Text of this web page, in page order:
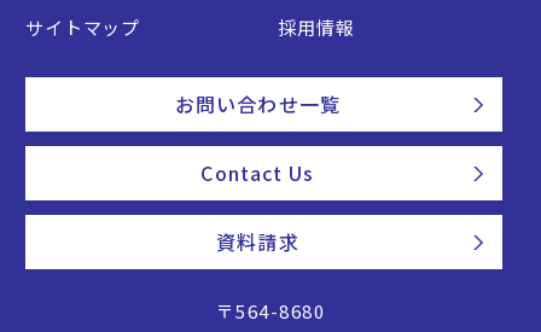
サイトマップ
採用情報
お問い合わせ一覧
Contact Us
資料請求
〒564-8680